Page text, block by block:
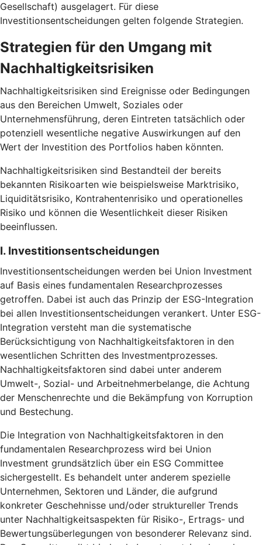
Gesellschaft) ausgelagert. Für diese
Investitionsentscheidungen gelten folgende Strategien.
Strategien für den Umgang mit
Nachhaltigkeitsrisiken
Nachhaltigkeitsrisiken sind Ereignisse oder Bedingungen
aus den Bereichen Umwelt, Soziales oder
Unternehmensführung, deren Eintreten tatsächlich oder
potenziell wesentliche negative Auswirkungen auf den
Wert der Investition des Portfolios haben könnten.
Nachhaltigkeitsrisiken sind Bestandteil der bereits
bekannten Risikoarten wie beispielsweise Marktrisiko,
Liquiditätsrisiko, Kontrahentenrisiko und operationelles
Risiko und können die Wesentlichkeit dieser Risiken
beeinflussen.
I. Investitionsentscheidungen
Investitionsentscheidungen werden bei Union Investment
auf Basis eines fundamentalen Researchprozesses
getroffen. Dabei ist auch das Prinzip der ESG-Integration
bei allen Investitionsentscheidungen verankert. Unter ESG-
Integration versteht man die systematische
Berücksichtigung von Nachhaltigkeitsfaktoren in den
wesentlichen Schritten des Investmentprozesses.
Nachhaltigkeitsfaktoren sind dabei unter anderem
Umwelt-, Sozial- und Arbeitnehmerbelange, die Achtung
der Menschenrechte und die Bekämpfung von Korruption
und Bestechung.
Die Integration von Nachhaltigkeitsfaktoren in den
fundamentalen Researchprozess wird bei Union
Investment grundsätzlich über ein ESG Committee
sichergestellt. Es behandelt unter anderem spezielle
Unternehmen, Sektoren und Länder, die aufgrund
konkreter Geschehnisse und/oder struktureller Trends
unter Nachhaltigkeitsaspekten für Risiko-, Ertrags- und
Bewertungsüberlegungen von besonderer Relevanz sind.